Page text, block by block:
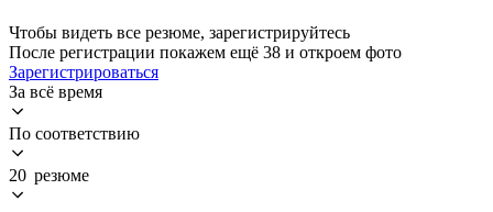
Чтобы видеть все резюме, зарегистрируйтесь
После регистрации покажем ещё 38 и откроем фото
Зарегистрироваться
За всё время
По соответствию
20 резюме